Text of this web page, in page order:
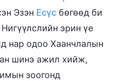
Эзэн Есүс бөгөөд би
эрин үе
нар одоо Хаанчлалын
шинэ ажил хийж,
зоогонд